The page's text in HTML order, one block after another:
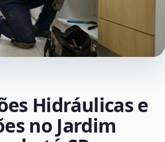
Hidráulicas e
no Jardim